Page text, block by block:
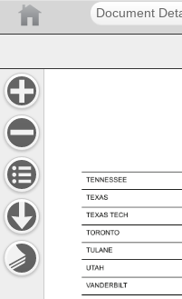
Document






